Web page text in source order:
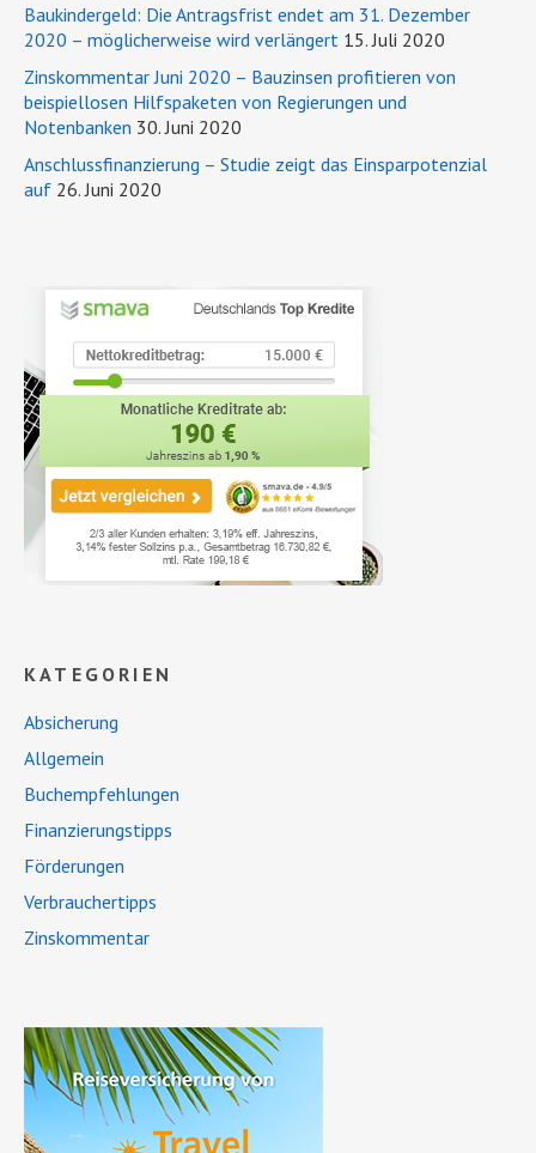
Baukindergeld: Die Antragsfrist endet am 31. Dezember
2020 – möglicherweise wird verlängert 15. Juli 2020
Zinskommentar Juni 2020 – Bauzinsen profitieren von
beispiellosen Hilfspaketen von Regierungen und
Notenbanken 30. Juni 2020
Anschlussfinanzierung – Studie zeigt das Einsparpotenzial
auf 26. Juni 2020
KATEGORIEN
Absicherung
Allgemein
Buchempfehlungen
Finanzierungstipps
Förderungen
Verbrauchertipps
Zinskommentar